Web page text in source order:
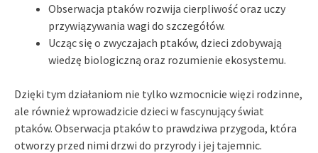
Obserwacja ptaków rozwija cierpliwość oraz uczy
przywiązywania wagi do szczegółów.
Ucząc się o zwyczajach ptaków, dzieci zdobywają
wiedzę biologiczną oraz rozumienie ekosystemu.
Dzięki tym działaniom nie tylko wzmocnicie więzi rodzinne,
ale również wprowadzicie dzieci w fascynujący świat
ptaków. Obserwacja ptaków to prawdziwa przygoda, która
otworzy przed nimi drzwi do przyrody i jej tajemnic.